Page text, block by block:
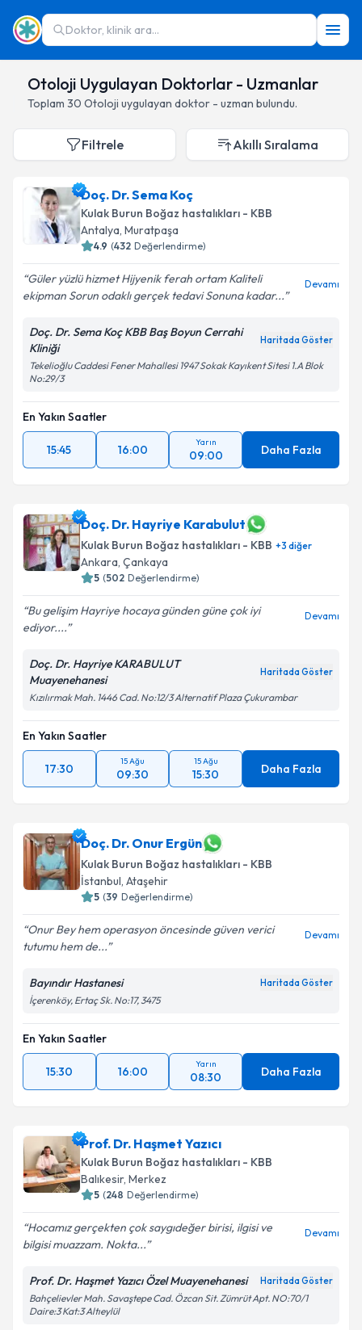
Doktor, klinik ara...
Otoloji Uygulayan Doktorlar - Uzmanlar
Toplam 30 Otoloji uygulayan doktor - uzman bulundu.
Filtrele Akıllı Sıralama
Doç. Dr. Sema Koç
Kulak Burun Boğaz hastalıkları - KBB
Antalya, Muratpaşa
4.9 (432 Değerlendirme)
Güler yüzlü hizmet Hijyenik ferah ortam Kaliteli
ekipman Sorun odaklı gerçek tedavi Sonuna kadar...
Devamı
Doç. Dr. Sema Koç KBB Baş Boyun Cerrahi
Kliniği
Haritada Göster
Tekelioğlu Caddesi Fener Mahallesi 1947 Sokak Kayıkent Sitesi 1.A Blok
No:29/3
En Yakın Saatler
15:45 16:00
Yarın
09:00 Daha Fazla
Doç. Dr. Hayriye Karabulut
Kulak Burun Boğaz hastalıkları - KBB +3 diğer
Ankara, Çankaya
5 (502 Değerlendirme)
Bu gelişim Hayriye hocaya günden güne çok iyi
ediyor....
Devamı
Doç. Dr. Hayriye KARABULUT
Muayenehanesi
Haritada Göster
Kızılırmak Mah. 1446 Cad. No:12/3 Alternatif Plaza Çukurambar
En Yakın Saatler
17:30
15 Ağu
09:30
15 Ağu
15:30 Daha Fazla
Doç. Dr. Onur Ergün
Kulak Burun Boğaz hastalıkları - KBB
İstanbul, Ataşehir
5 (39 Değerlendirme)
Onur Bey hem operasyon öncesinde güven verici
tutumu hem de...
Devamı
Bayındır Hastanesi Haritada Göster
İçerenköy, Ertaç Sk. No:17, 3475
En Yakın Saatler
15:30 16:00
Yarın
08:30 Daha Fazla
Prof. Dr. Haşmet Yazıcı
Kulak Burun Boğaz hastalıkları - KBB
Balıkesir, Merkez
5 (248 Değerlendirme)
Hocamız gerçekten çok saygıdeğer birisi, ilgisi ve
bilgisi muazzam. Nokta...
Devamı
Prof. Dr. Haşmet Yazıcı Özel Muayenehanesi Haritada Göster
Bahçelievler Mah. Savaştepe Cad. Özcan Sit. Zümrüt Apt. NO:70/1
Daire:3 Kat:3 Altıeylül